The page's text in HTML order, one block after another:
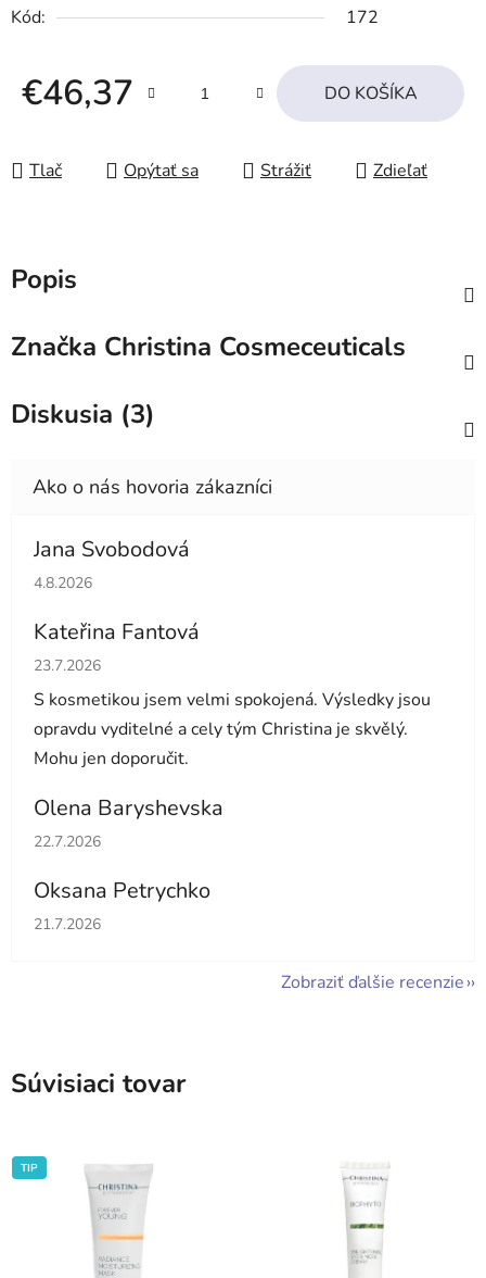
Kód:
172
€46,37 DO KOŠÍKA
Tlač Opýtať sa Strážiť Zdieľať
Popis
Značka Christina Cosmeceuticals
Diskusia (3)
Jana Svobodová
Hodnotenie obchodu je 5 z 5 hviezdičiek.
4.8.2026
Kateřina Fantová
Hodnotenie obchodu je 5 z 5 hviezdičiek.
23.7.2026
S kosmetikou jsem velmi spokojená. Výsledky jsou
opravdu vyditelné a cely tým Christina je skvělý.
Mohu jen doporučit.
Olena Baryshevska
Hodnotenie obchodu je 5 z 5 hviezdičiek.
22.7.2026
Oksana Petrychko
Hodnotenie obchodu je 5 z 5 hviezdičiek.
21.7.2026
Zobraziť ďalšie recenzie
Súvisiaci tovar
TIP